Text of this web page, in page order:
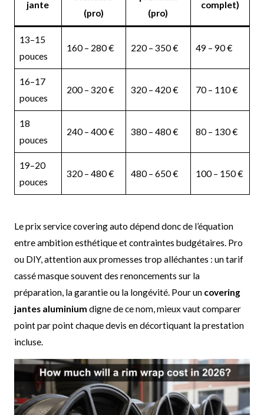
jante
(pro)
(pro)
complet)
13–15
pouces
160 – 280 € 220 – 350 € 49 – 90 €
16–17
pouces
200 – 320 € 320 – 420 € 70 – 110 €
18
pouces
240 – 400 € 380 – 480 € 80 – 130 €
19–20
pouces
320 – 480 € 480 – 650 € 100 – 150 €
Le prix service covering auto dépend donc de l’équation
entre ambition esthétique et contraintes budgétaires. Pro
ou DIY, attention aux promesses trop alléchantes : un tarif
cassé masque souvent des renoncements sur la
préparation, la garantie ou la longévité. Pour un covering
jantes aluminium digne de ce nom, mieux vaut comparer
point par point chaque devis en décortiquant la prestation
incluse.